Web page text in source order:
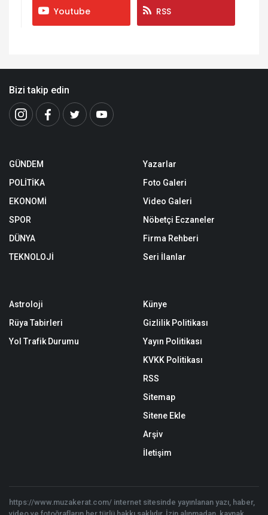
Youtube RSS
Bizi takip edin
GÜNDEM
POLİTİKA
EKONOMİ
SPOR
DÜNYA
TEKNOLOJİ
Yazarlar
Foto Galeri
Video Galeri
Nöbetçi Eczaneler
Firma Rehberi
Seri İlanlar
Astroloji
Rüya Tabirleri
Yol Trafik Durumu
Künye
Gizlilik Politikası
Yayın Politikası
KVKK Politikası
RSS
Sitemap
Sitene Ekle
Arşiv
İletişim
https://www.muzakerat.com/ internet sitesinde yayınlanan yazı, haber,